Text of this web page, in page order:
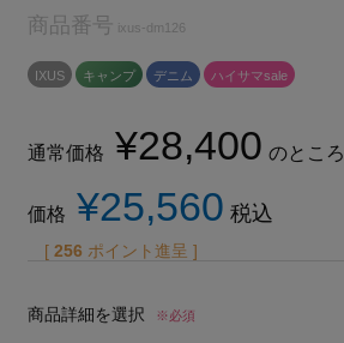
商品番号 ixus-dm126
IXUS キャンプ デニム ハイサマsale
通常価格 ¥28,400 のところ
価格 ¥25,560 税込
[ 256 ポイント進呈 ]
商品詳細を選択 ※必須